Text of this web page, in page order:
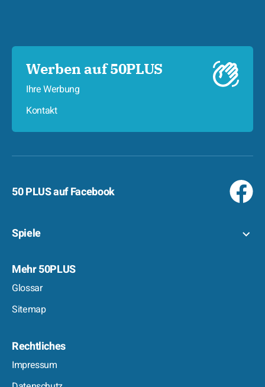
Werben auf 50PLUS
Ihre Werbung
Kontakt
50 PLUS auf Facebook
Spiele
Mehr 50PLUS
Glossar
Sitemap
Rechtliches
Impressum